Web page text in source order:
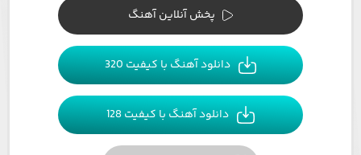
پخش آنلاین آهنگ
دانلود آهنگ با کیفیت 320
دانلود آهنگ با کیفیت 128